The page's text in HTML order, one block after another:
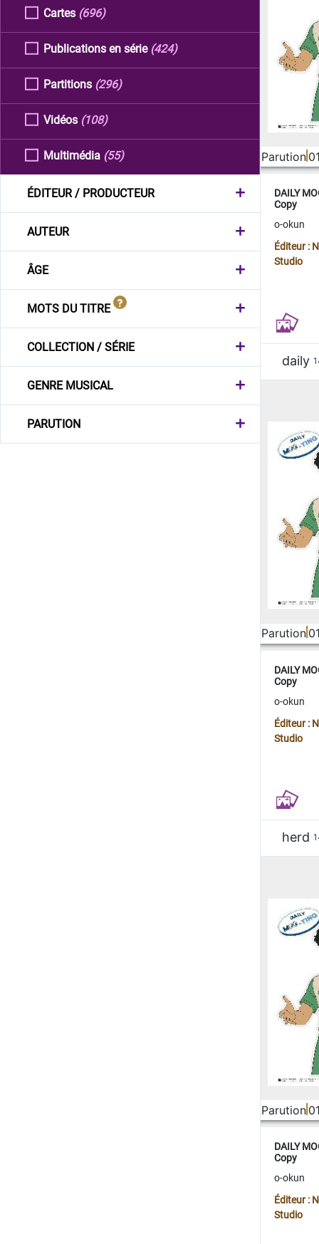
Cartes (696)
Publications en série (424)
Partitions (296)
Vidéos (108)
Multimédia (55)
ÉDITEUR / PRODUCTEUR
AUTEUR
ÂGE
MOTS DU TITRE
COLLECTION / SÉRIE
GENRE MUSICAL
PARUTION
Parution
DAILY
Copy
o-okun
Éditeur :
Studio
daily
Parution
DAILY
Copy
o-okun
Éditeur :
Studio
herd
Parution
DAILY
Copy
o-okun
Éditeur :
Studio